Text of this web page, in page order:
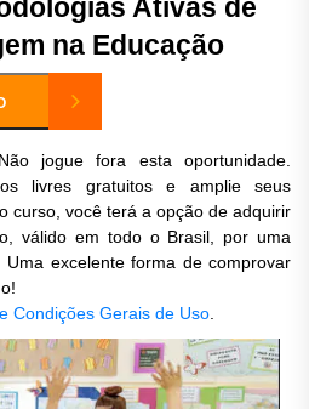
Ativas de
na Educação
jogue fora esta oportunidade.
livres gratuitos e amplie seus
curso, você terá a opção de adquirir
válido em todo o Brasil, por uma
excelente forma de comprovar
Condições Gerais de Uso